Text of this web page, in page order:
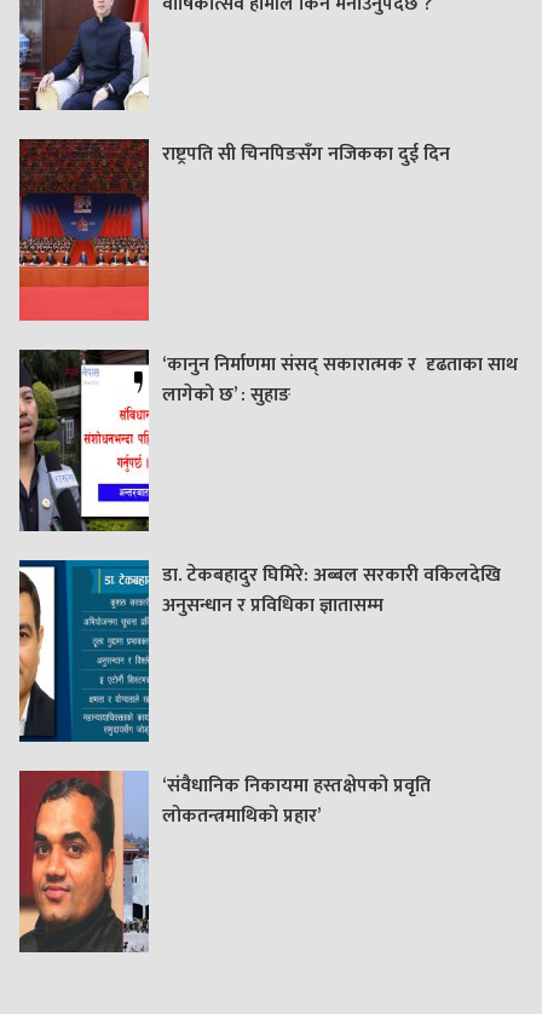
राष्ट्रपति सी चिनपिङसँग नजिकका दुई दिन
‘कानुन निर्माणमा संसद् सकारात्मक र दृढताका साथ
लागेको छ’ : सुहाङ
डा. टेकबहादुर घिमिरे: अब्बल सरकारी वकिलदेखि
अनुसन्धान र प्रविधिका ज्ञातासम्म
‘संवैधानिक निकायमा हस्तक्षेपको प्रवृति
लोकतन्त्रमाथिको प्रहार’